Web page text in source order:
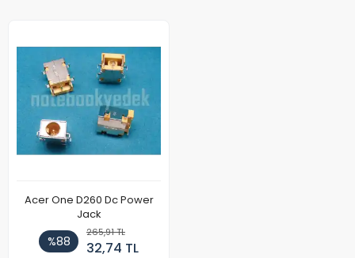
Acer One D260 Dc Power
Jack
%88
265,91 TL
32,74 TL